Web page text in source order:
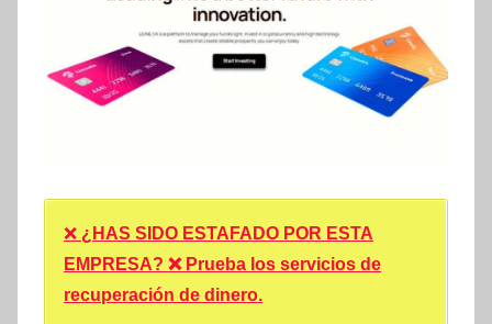
❌ ¿HAS SIDO ESTAFADO POR ESTA
EMPRESA? ❌ Prueba los servicios de
recuperación de dinero.